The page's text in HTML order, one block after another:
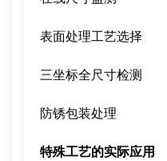
表面处理工艺选择
三坐标全尺寸检测
防锈包装处理
特殊工艺的实际应用